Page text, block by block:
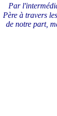
Par
Père à travers
de notre part,